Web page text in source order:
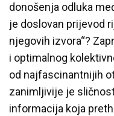
donošenja odluka
je doslovan prijevod
njegovih izvora“?
i optimalnog
od najfascinantnijih
zanimljivije je
informacija koja